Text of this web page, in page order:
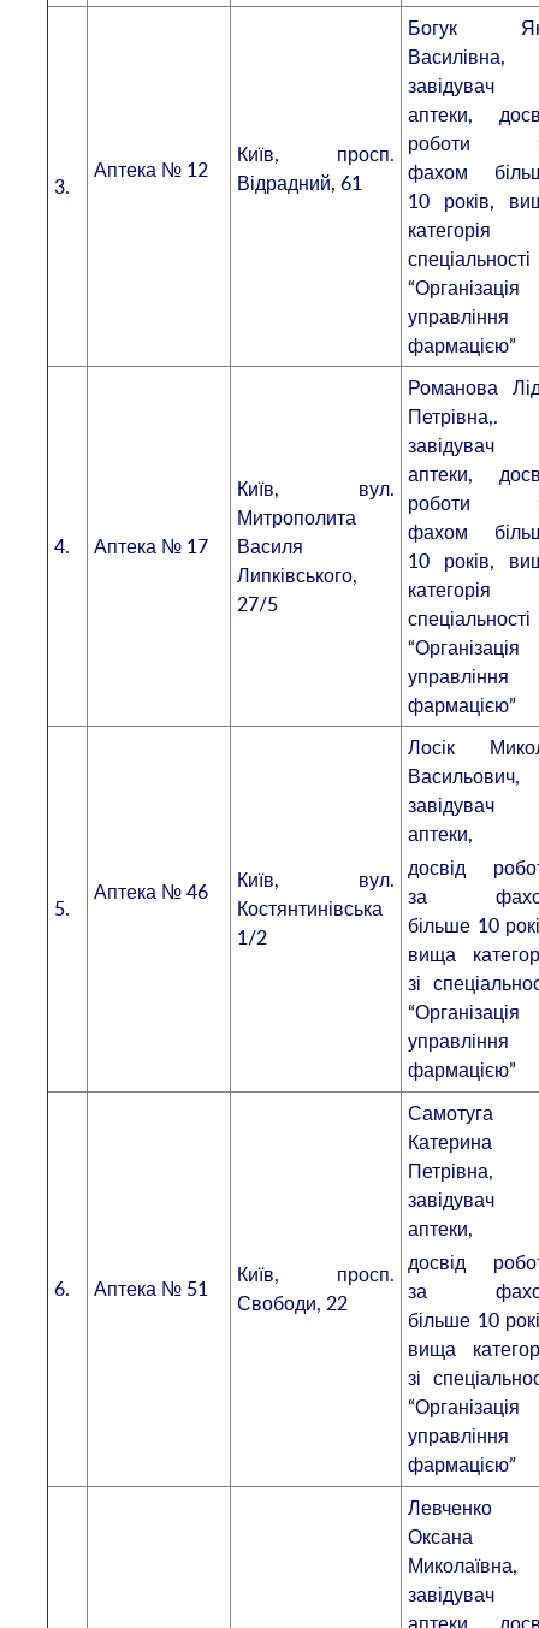
3.
Аптека № 12
Київ, просп.
Відрадний, 61
Богук
Василівна,
завідувач
аптеки,
роботи
фахом
10 років,
категорія
спеціальності
управління
фармацією”
4. Аптека № 17
Київ, вул.
Митрополита
Василя
Липківського,
27/5
Романова
Петрівна,.
завідувач
аптеки,
роботи
фахом
10 років,
категорія
спеціальності
управління
фармацією”
5.
Аптека № 46
Київ, вул.
Костянтинівська
1/2
Лосік
Васильович,
завідувач
аптеки,
досвід
за
більше 10
вища
зі
управління
фармацією”
6. Аптека № 51
Київ, просп.
Свободи, 22
Самотуга
Катерина
Петрівна,
завідувач
аптеки,
досвід
за
більше 10
вища
зі
управління
фармацією”
Левченко
Оксана
Миколаївна,
завідувач